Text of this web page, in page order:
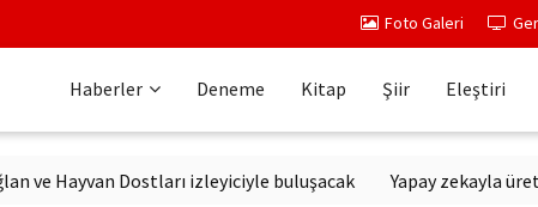
Foto Galeri
Haberler Deneme Kitap Şiir Eleştiri
Dostları izleyiciyle buluşacak Yapay zekayla üretilen